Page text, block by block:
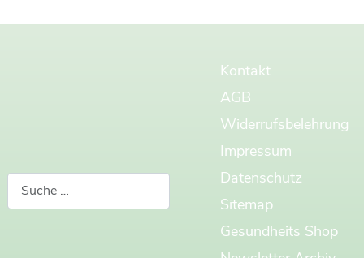
Suchen
Kontakt
AGB
Widerrufsbelehrung
Impressum
Datenschutz
Sitemap
Gesundheits Shop